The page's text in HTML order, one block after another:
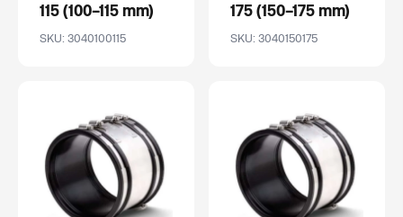
115 (100–115 mm)
SKU: 3040100115
175 (150–175 mm)
SKU: 3040150175